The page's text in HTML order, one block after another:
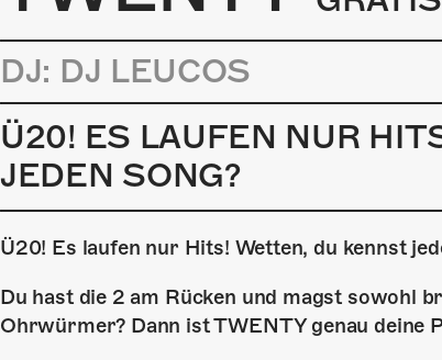
DJ: DJ LEUCOS
Ü20! ES LAUFEN NUR
JEDEN SONG?
Ü20! Es laufen nur Hits! Wetten, du kennst
Du hast die 2 am Rücken und magst sowohl
Ohrwürmer? Dann ist TWENTY genau deine